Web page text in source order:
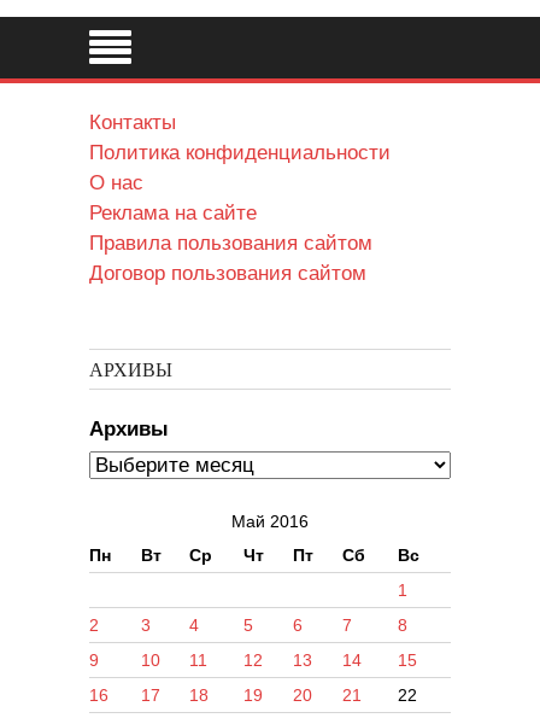
Контакты
Политика конфиденциальности
О нас
Реклама на сайте
Правила пользования сайтом
Договор пользования сайтом
АРХИВЫ
Архивы
Май 2016
Пн
Вт Ср Чт Пт Сб
Вс
1
2
3 4 5 6 7
8
9
10 11 12 13 14
15
16
17 18 19 20 21 22